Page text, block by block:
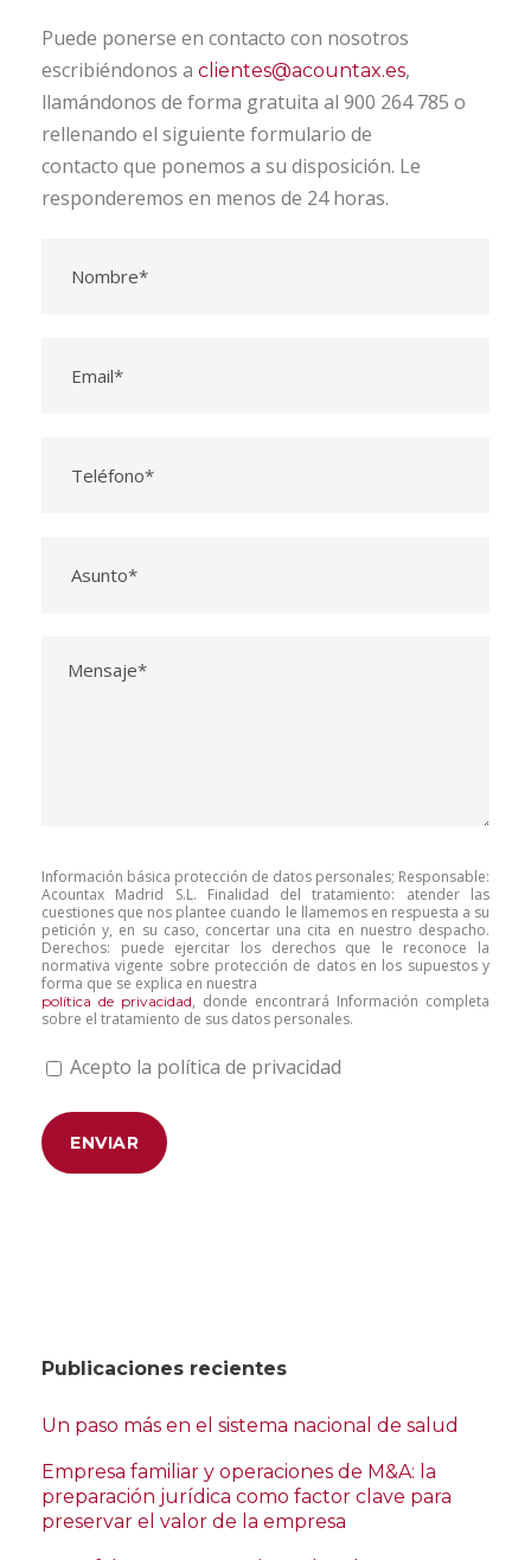
Puede ponerse en contacto con nosotros
escribiéndonos a clientes@acountax.es,
llamándonos de forma gratuita al 900 264 785 o
rellenando el siguiente formulario de
contacto que ponemos a su disposición. Le
responderemos en menos de 24 horas.
Información básica protección de datos personales; Responsable:
Acountax Madrid S.L. Finalidad del tratamiento: atender las
cuestiones que nos plantee cuando le llamemos en respuesta a su
petición y, en su caso, concertar una cita en nuestro despacho.
Derechos: puede ejercitar los derechos que le reconoce la
normativa vigente sobre protección de datos en los supuestos y
forma que se explica en nuestra
política de privacidad, donde encontrará Información completa
sobre el tratamiento de sus datos personales.
Acepto la política de privacidad
Publicaciones recientes
Un paso más en el sistema nacional de salud
Empresa familiar y operaciones de M&A: la
preparación jurídica como factor clave para
preservar el valor de la empresa